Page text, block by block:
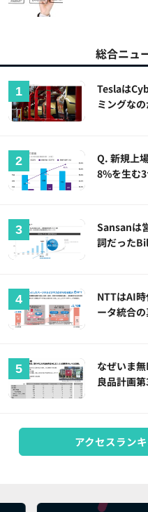
総合ニュ
Teslaは
ミングなの
Q. 新規上
8%を生む
Sansanは
詞だった
NTTはAI
ータ統合
なぜいま
良品計画
アクセスラン